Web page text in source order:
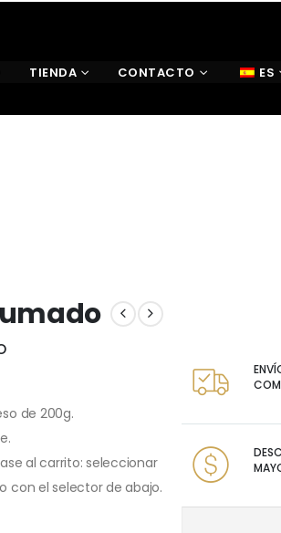
TIENDA CONTACTO ES
de 200g.
al carrito: seleccionar
con el selector de abajo.